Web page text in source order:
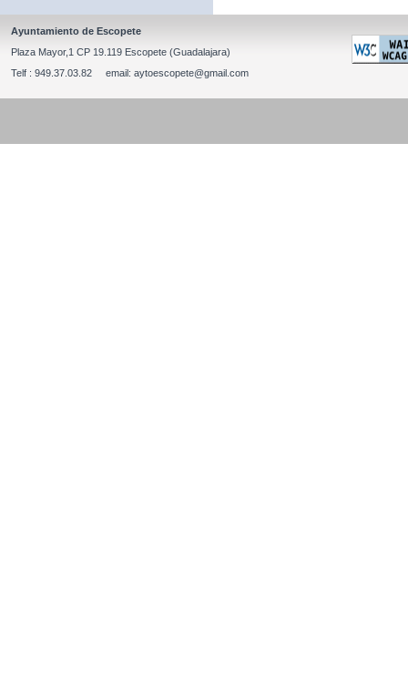
Ayuntamiento de Escopete
Plaza Mayor,1 CP 19.119 Escopete (Guadalajara)
Telf : 949.37.03.82 email: aytoescopete@gmail.com